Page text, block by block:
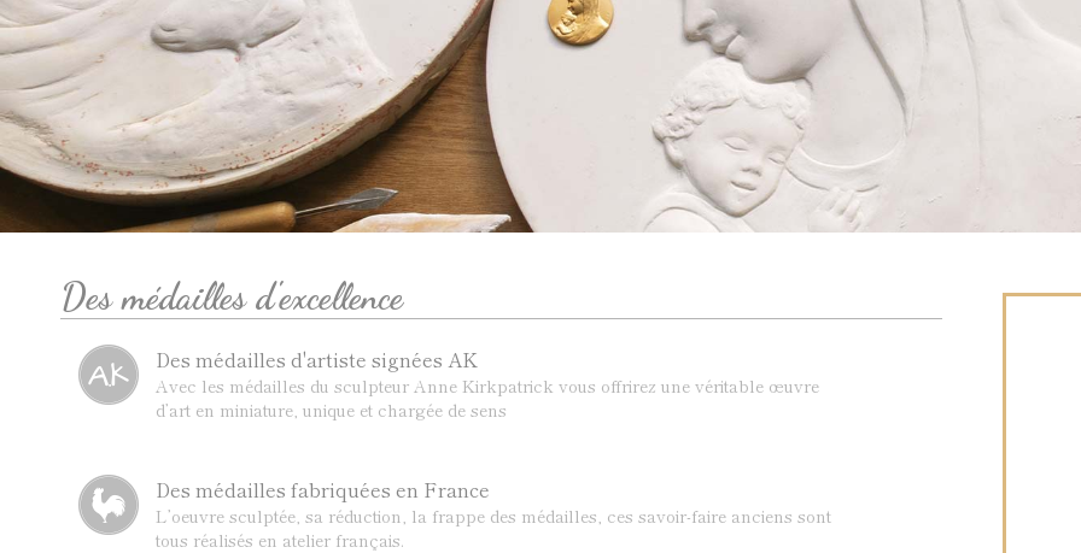
Des médailles d'excellence
Des médailles d'artiste signées AK
Avec les médailles du sculpteur Anne Kirkpatrick vous offrirez une véritable œuvre
d’art en miniature, unique et chargée de sens
Des médailles fabriquées en France
L’oeuvre sculptée, sa réduction, la frappe des médailles, ces savoir-faire anciens sont
tous réalisés en atelier français.